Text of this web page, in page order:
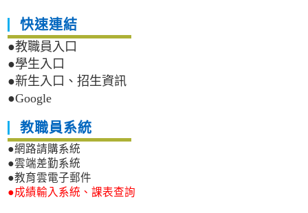
快速連結
●教職員入口
●學生入口
●新生入口、招生資訊
●Google
教職員系統
●網路請購系統
●雲端差勤系統
●教育雲電子郵件
●成績輸入系統、課表查詢